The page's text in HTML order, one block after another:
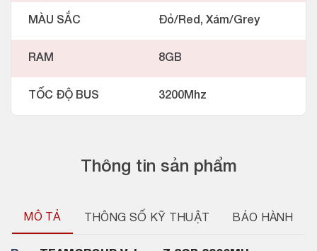
Thông tin sản phẩm
MÔ TẢ THÔNG SỐ KỸ THUẬT BẢO HÀNH
MÀU SẮC Đỏ/Red, Xám/Grey
RAM 8GB
TỐC ĐỘ BUS 3200Mhz